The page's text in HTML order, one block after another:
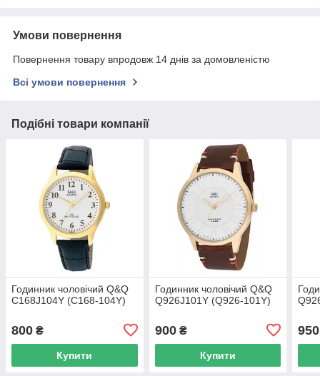
Умови повернення
Повернення товару впродовж 14 днів за домовленістю
Всі умови повернення
Подібні товари компанії
Годинник чоловічий Q&Q
C168J104Y (C168-104Y)
800 ₴
Купити
Годинник чоловічий Q&Q
Q926J101Y (Q926-101Y)
900₴
Купити
950